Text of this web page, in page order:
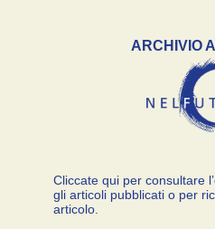
ARCHIVIO
Cliccate qui per consultare
gli articoli pubblicati o per
articolo.